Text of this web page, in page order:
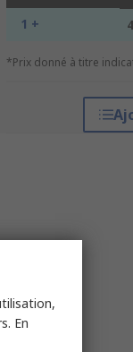
1 +
*Prix donné à titre
En